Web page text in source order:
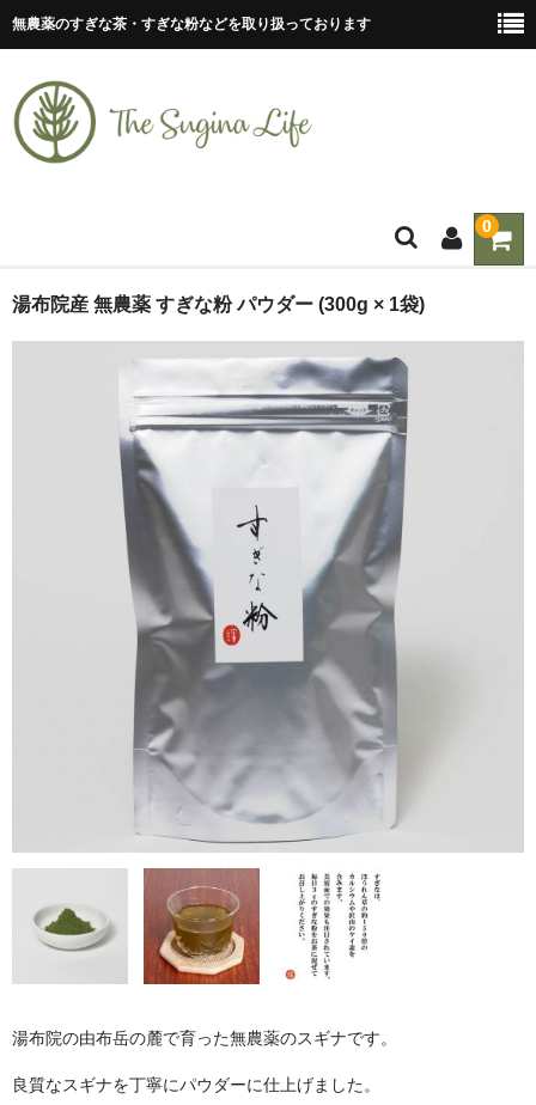
無農薬のすぎな茶・すぎな粉などを取り扱っております
0
ホーム
湯布院産 無農薬 すぎな粉 パウダー (300g × 1袋)
湯布院の由布岳の麓で育った無農薬のスギナです。
良質なスギナを丁寧にパウダーに仕上げました。